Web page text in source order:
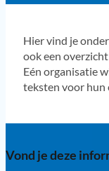
Hier vind je
ook een
Eén organisatie
teksten voor hun
Vond je deze